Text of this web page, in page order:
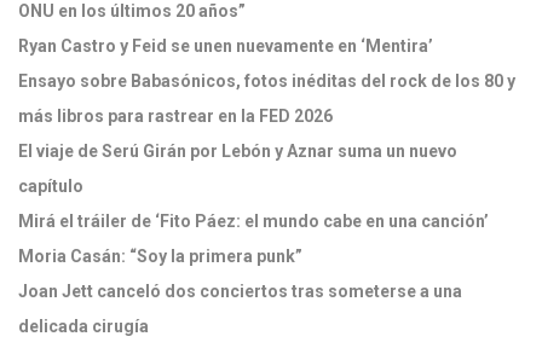
ONU en los últimos 20 años”
Ryan Castro y Feid se unen nuevamente en ‘Mentira’
Ensayo sobre Babasónicos, fotos inéditas del rock de los 80 y
más libros para rastrear en la FED 2026
El viaje de Serú Girán por Lebón y Aznar suma un nuevo
capítulo
Mirá el tráiler de ‘Fito Páez: el mundo cabe en una canción’
Moria Casán: “Soy la primera punk”
Joan Jett canceló dos conciertos tras someterse a una
delicada cirugía